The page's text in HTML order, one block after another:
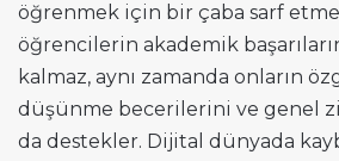
öğrenmek için bir çaba sarf
öğrencilerin akademik
kalmaz, aynı zamanda onların
düşünme becerilerini ve genel
da destekler. Dijital dünyada